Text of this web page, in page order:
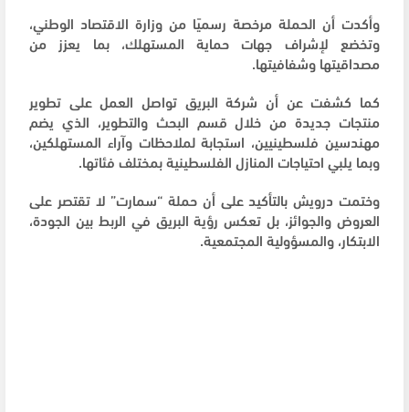
وأكدت أن الحملة مرخصة رسميًا من وزارة الاقتصاد الوطني،
وتخضع لإشراف جهات حماية المستهلك، بما يعزز من
مصداقيتها وشفافيتها.
كما كشفت عن أن شركة البريق تواصل العمل على تطوير
منتجات جديدة من خلال قسم البحث والتطوير، الذي يضم
مهندسين فلسطينيين، استجابة لملاحظات وآراء المستهلكين،
وبما يلبي احتياجات المنازل الفلسطينية بمختلف فئاتها.
وختمت درويش بالتأكيد على أن حملة “سمارت” لا تقتصر على
العروض والجوائز، بل تعكس رؤية البريق في الربط بين الجودة،
الابتكار، والمسؤولية المجتمعية.